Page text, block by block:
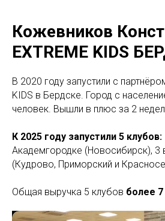
Кожевников
EXTREME KIDS
В 2020 году запустили с
KIDS в Бердске. Город с
человек. Вышли в плюс за 2
К 2025 году запустили 5 клубов:
Академгородке (Новосибирск), 3
(Кудрово, Приморский и
Общая выручка 5 клубов более